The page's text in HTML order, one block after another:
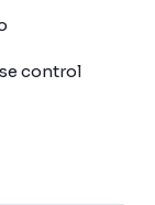
control